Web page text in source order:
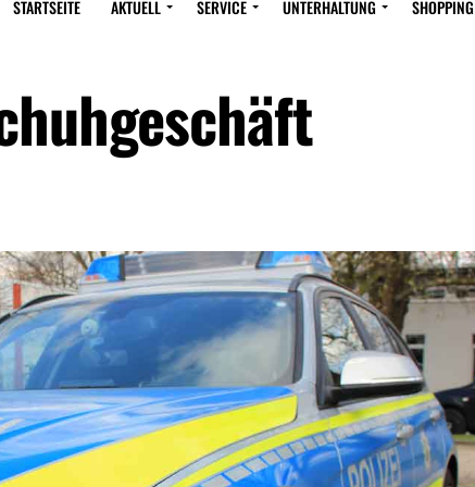
STARTSEITE AKTUELL SERVICE UNTERHALTUNG SHOPPING